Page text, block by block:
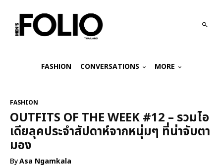
FASHION CONVERSATIONS MORE
FASHION
OUTFITS OF THE WEEK #12 – รวมไอ
เดียลุคประจำสัปดาห์จากหนุ่มๆ ที่น่าจับตา
มอง
ByAsa Ngamkala